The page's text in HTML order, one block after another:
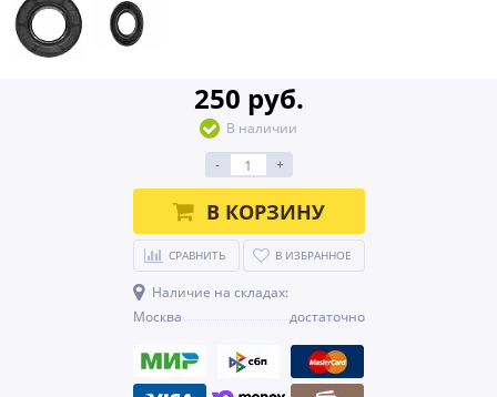
250 руб.
В наличии
-
+
В КОРЗИНУ
СРАВНИТЬ В ИЗБРАННОЕ
Наличие на складах:
Москва
достаточно